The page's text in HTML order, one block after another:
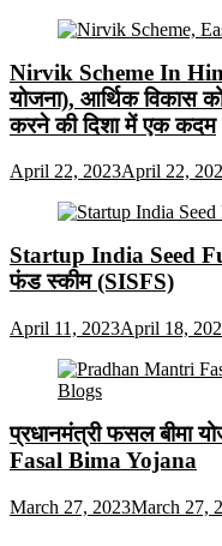
Nirvik Scheme In
योजना), आर्थिक विकास को
करने की दिशा में एक कदम
April 22, 2023April 22,
Startup India Seed
फंड स्कीम (SISFS)
April 11, 2023April 18,
प्रधानमंत्री फसल बीमा
Fasal Bima Yojana
March 27, 2023March 27,